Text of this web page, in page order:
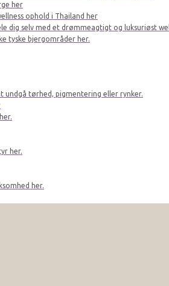
her
ophold i Thailand her
dig selv med et drømmeagtigt og luksuriøst
tyske bjergområder her.
undgå tørhed, pigmentering eller rynker.
her.
her.